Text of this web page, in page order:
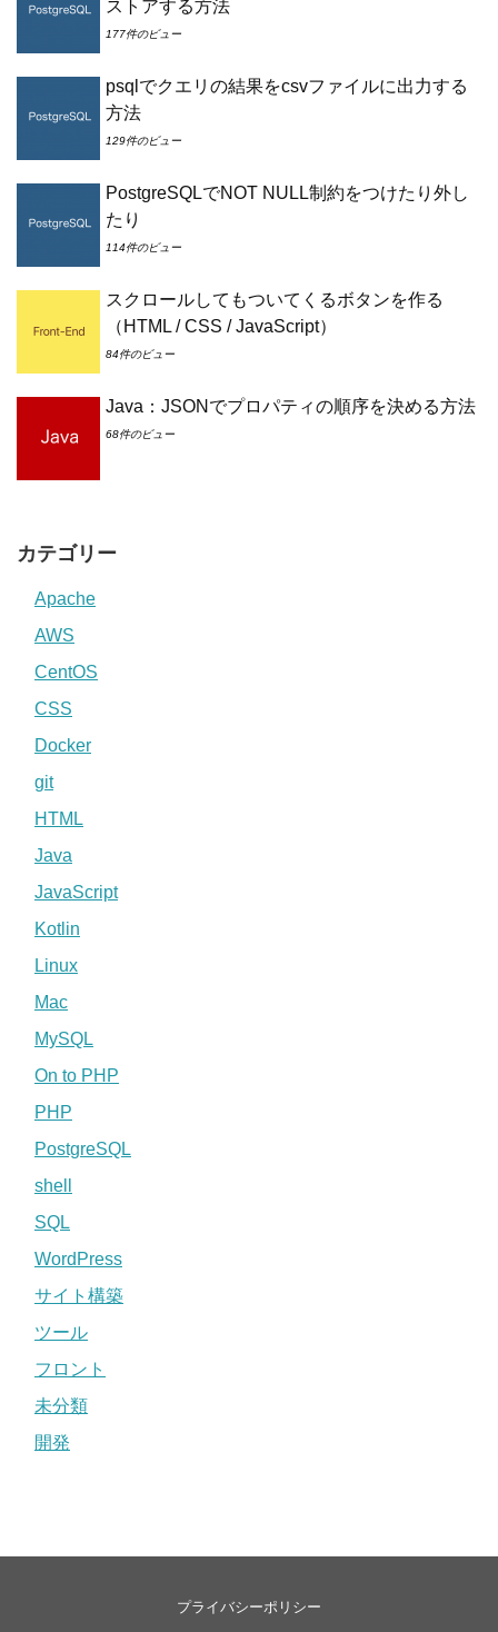
ストアする方法
177件のビュー
psqlでクエリの結果をcsvファイルに出力する
方法
129件のビュー
PostgreSQLでNOT NULL制約をつけたり外し
たり
114件のビュー
スクロールしてもついてくるボタンを作る
（HTML / CSS / JavaScript）
84件のビュー
Java：JSONでプロパティの順序を決める方法
68件のビュー
カテゴリー
Apache
AWS
CentOS
CSS
Docker
git
HTML
Java
JavaScript
Kotlin
Linux
Mac
MySQL
On to PHP
PHP
PostgreSQL
shell
SQL
WordPress
サイト構築
ツール
フロント
未分類
開発
プライバシーポリシー